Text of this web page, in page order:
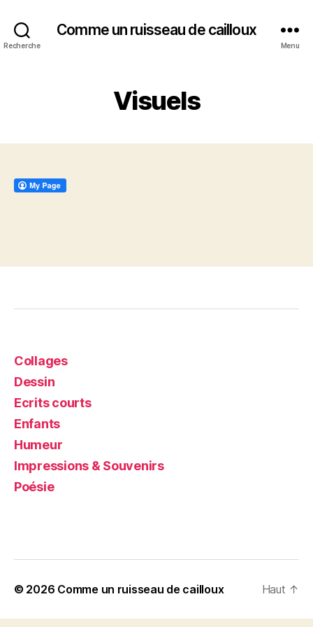
Recherche
Comme un ruisseau de cailloux
Menu
Visuels
Collages
Dessin
Ecrits courts
Enfants
Humeur
Impressions & Souvenirs
Poésie
© 2026 Comme un ruisseau de cailloux Haut ↑